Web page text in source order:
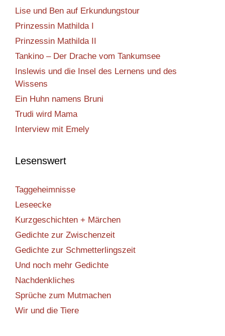
Lise und Ben auf Erkundungstour
Prinzessin Mathilda I
Prinzessin Mathilda II
Tankino – Der Drache vom Tankumsee
Inslewis und die Insel des Lernens und des
Wissens
Ein Huhn namens Bruni
Trudi wird Mama
Interview mit Emely
Lesenswert
Taggeheimnisse
Leseecke
Kurzgeschichten + Märchen
Gedichte zur Zwischenzeit
Gedichte zur Schmetterlingszeit
Und noch mehr Gedichte
Nachdenkliches
Sprüche zum Mutmachen
Wir und die Tiere